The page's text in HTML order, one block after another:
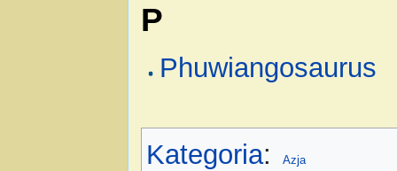
P
Phuwiangosaurus
Kategoria: Azja